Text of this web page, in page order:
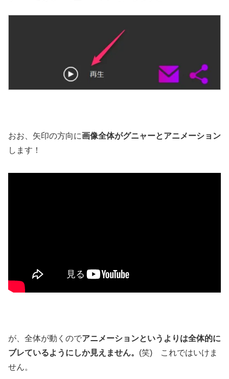
おお、矢印の方向に画像全体がグニャーとアニメーション
します！
が、全体が動くのでアニメーションというよりは全体的に
ブレているようにしか見えません。 (笑) これではいけま
せん。